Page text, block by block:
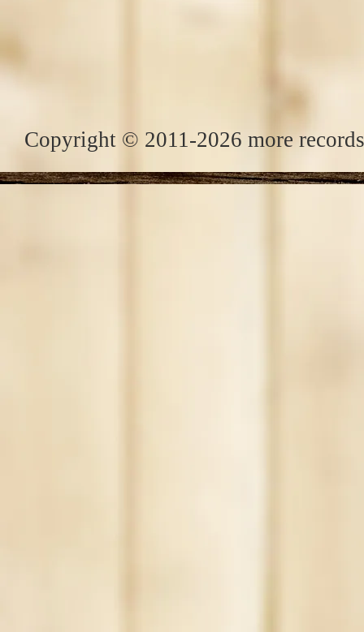
Copyright © 2011-2026 more